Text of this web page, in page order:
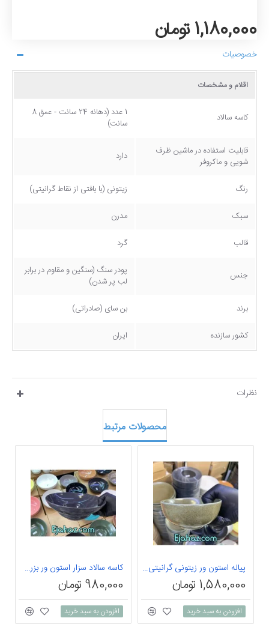
1,180,000 تومان
خصوصیات
اقلام و مشخصات
کاسه سالاد
1 عدد (دهانه 24 سانت - عمق 8
سانت)
قابلیت استفاده در ماشین ظرف
شویی و ماکروفر
دارد
رنگ زیتونی (با بافتی از نقاط گرانیتی)
سبک مدرن
قالب گرد
جنس
پودر سنگ (سنگین و مقاوم در برابر
لب پر شدن)
برند بن سای (صادراتی)
کشور سازنده ایران
نظرات
محصولات مرتبط
پیاله استون ور زیتونی گرانیتی بن سای 6 عددی
1,580,000 تومان
افزودن به سبد خرید
کاسه سالاد سزار استون ور بزرگ طوسی براق بن سای 1 عددی
980,000 تومان
افزودن به سبد خرید